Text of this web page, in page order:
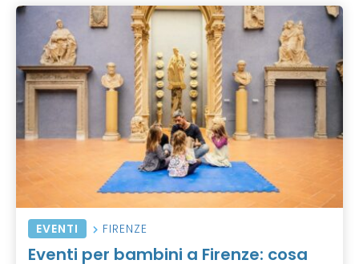
EVENTI FIRENZE
Eventi per bambini a Firenze: cosa